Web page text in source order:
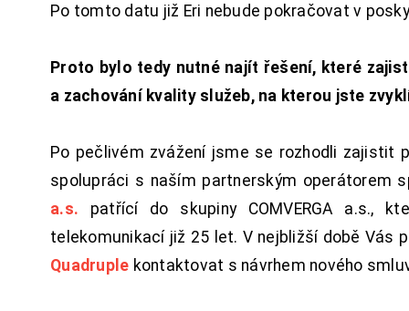
Po tomto datu již Eri nebude pokračovat v
Proto bylo tedy nutné najít řešení, které
a zachování kvality služeb, na kterou jste
Po pečlivém zvážení jsme se rozhodli zajistit
spolupráci s naším partnerským operátorem
a.s. patřící do skupiny COMVERGA a.s.,
telekomunikací již 25 let. V nejbližší době Vás
Quadruple kontaktovat s návrhem nového